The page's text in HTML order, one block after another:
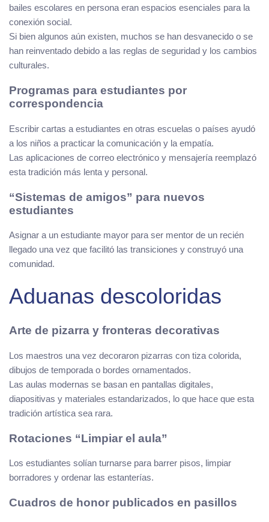
bailes escolares en persona eran espacios esenciales para la
conexión social.
Si bien algunos aún existen, muchos se han desvanecido o se
han reinventado debido a las reglas de seguridad y los cambios
culturales.
Programas para estudiantes por
correspondencia
Escribir cartas a estudiantes en otras escuelas o países ayudó
a los niños a practicar la comunicación y la empatía.
Las aplicaciones de correo electrónico y mensajería reemplazó
esta tradición más lenta y personal.
“Sistemas de amigos” para nuevos
estudiantes
Asignar a un estudiante mayor para ser mentor de un recién
llegado una vez que facilitó las transiciones y construyó una
comunidad.
Aduanas descoloridas
Arte de pizarra y fronteras decorativas
Los maestros una vez decoraron pizarras con tiza colorida,
dibujos de temporada o bordes ornamentados.
Las aulas modernas se basan en pantallas digitales,
diapositivas y materiales estandarizados, lo que hace que esta
tradición artística sea rara.
Rotaciones “Limpiar el aula”
Los estudiantes solían turnarse para barrer pisos, limpiar
borradores y ordenar las estanterías.
Cuadros de honor publicados en pasillos